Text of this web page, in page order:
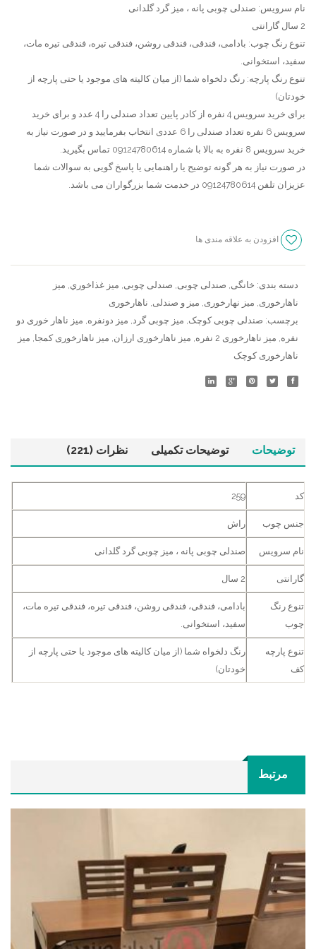
پارس
مشتری
نام سرویس: صندلی چوبی پانه ، میز گرد گلدانی
2 سال گارانتی
تنوع رنگ چوب: بادامی، فندقی، فندقی روشن، فندقی تیره، فندقی تیره مات،
سفید، استخوانی.
تنوع رنگ پارچه: رنگ دلخواه شما (از میان کالیته های موجود یا حتی پارچه از
خودتان)
برای خرید سرویس 4 نفره از کادر پایین تعداد صندلی را 4 عدد و برای خرید
سرویس 6 نفره تعداد صندلی را 6 عددی انتخاب بفرمایید و در صورت نیاز به
خرید سرویس 8 نفره به بالا با شماره 09124780614 تماس بگیرید.
در صورت نیاز به هر گونه توضیح یا راهنمایی یا پاسخ گویی به سوالات شما
عزیزان تلفن 09124780614 در خدمت شما بزرگواران می باشد.
افزودن به علاقه مندی ها
دسته بندی: خانگی, صندلی چوبی, صندلی چوبی, ميز غذاخوري, میز
ناهارخوری, میز نهارخوری, میز و صندلی, ناهارخوری
برچسب: صندلی چوبی کوچک, میز چوبی گرد, میز دونفره, میز ناهار خوری دو
نفره, میز ناهارخوری 2 نفره , میز ناهارخوری ارزان, میز ناهارخوری کمجا, میز
ناهارخوری کوچک
توضیحات توضیحات تکمیلی نظرات (221)
کد 259
جنس چوب راش
نام سرویس صندلی چوبی پانه ، میز چوبی گرد گلدانی
گارانتی 2 سال
تنوع رنگ
چوب
بادامی، فندقی، فندقی روشن، فندقی تیره، فندقی تیره مات،
سفید، استخوانی.
تنوع پارچه
کف
رنگ دلخواه شما (از میان کالیته های موجود یا حتی پارچه از
خودتان)
مرتبط